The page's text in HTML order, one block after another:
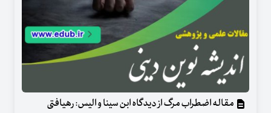
مقاله اضطراب مرگ از دیدگاه ابن سینا و الیس: رهیافتی